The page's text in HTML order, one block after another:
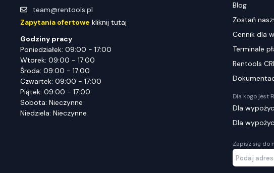
team@rentools.pl
Zapytania ofertowe kliknij tutaj
Godziny pracy
Poniedziałek: 09:00 - 17:00
Wtorek: 09:00 - 17:00
Środa: 09:00 - 17:00
Czwartek: 09:00 - 17:00
Piątek: 09:00 - 17:00
Sobota: Nieczynne
Niedziela: Nieczynne
Blog
Zostań
Cennik dla
Terminale
Rentools
Dla kogo jest
Dla
Dla
Zapisz się do